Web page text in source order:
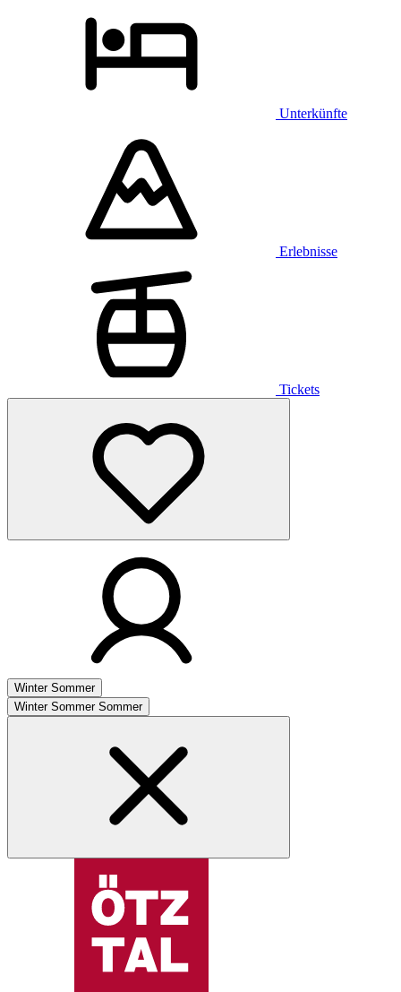
Unterkünfte
Erlebnisse
Tickets
Winter Sommer
Winter Sommer Sommer